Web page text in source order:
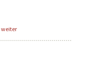
weiter